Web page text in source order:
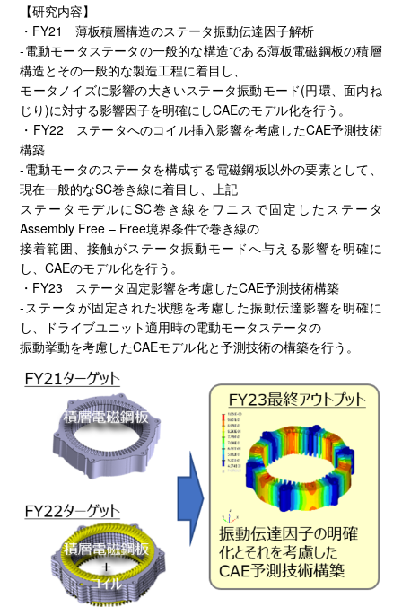
【研究内容】
・FY21 薄板積層構造のステータ振動伝達因子解析
‐電動モータステータの一般的な構造である薄板電磁鋼板の積層
構造とその一般的な製造工程に着目し、
モータノイズに影響の大きいステータ振動モード(円環、面内ね
じり)に対する影響因子を明確にしCAEのモデル化を行う。
・FY22 ステータへのコイル挿入影響を考慮したCAE予測技術
構築
‐電動モータのステータを構成する電磁鋼板以外の要素として、
現在一般的なSC巻き線に着目し、上記
ステータモデルにSC巻き線をワニスで固定したステータ
Assembly Free – Free境界条件で巻き線の
接着範囲、接触がステータ振動モードへ与える影響を明確に
し、CAEのモデル化を行う。
・FY23 ステータ固定影響を考慮したCAE予測技術構築
‐ステータが固定された状態を考慮した振動伝達影響を明確に
し、ドライブユニット適用時の電動モータステータの
振動挙動を考慮したCAEモデル化と予測技術の構築を行う。